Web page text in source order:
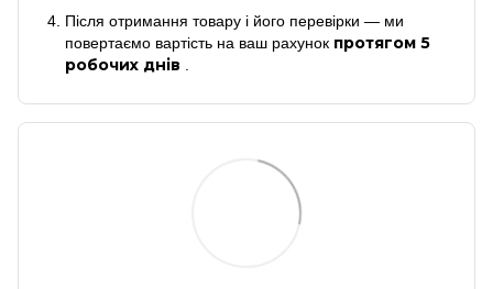
Після отримання товару і його перевірки — ми
повертаємо вартість на ваш рахунок протягом 5
робочих днів